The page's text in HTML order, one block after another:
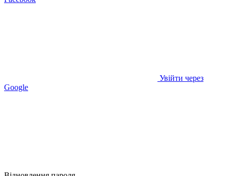
Увійти через
Google